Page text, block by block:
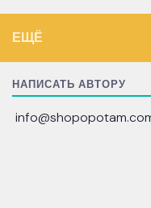
ЕЩЁ
НАПИСАТЬ АВТОРУ